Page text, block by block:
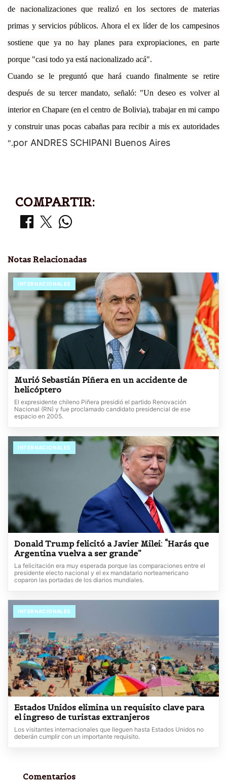
de nacionalizaciones que realizó en los sectores de materias
primas y servicios públicos. Ahora el ex líder de los campesinos
sostiene que ya no hay planes para expropiaciones, en parte
porque "casi todo ya está nacionalizado acá".
Cuando se le preguntó que hará cuando finalmente se retire
después de su tercer mandato, señaló: "Un deseo es volver al
interior en Chapare (en el centro de Bolivia), trabajar en mi campo
y construir unas pocas cabañas para recibir a mis ex autoridades
".por ANDRES SCHIPANI Buenos Aires
COMPARTIR:
Notas Relacionadas
INTERNACIONALES
Murió Sebastián Piñera en un accidente de
helicóptero
El expresidente chileno Piñera presidió el partido Renovación
Nacional (RN) y fue proclamado candidato presidencial de ese
espacio en 2005.
INTERNACIONALES
Donald Trump felicitó a Javier Milei: “Harás que
Argentina vuelva a ser grande”
La felicitación era muy esperada porque las comparaciones entre el
presidente electo nacional y el ex mandatario norteamericano
coparon las portadas de los diarios mundiales.
INTERNACIONALES
Estados Unidos elimina un requisito clave para
el ingreso de turistas extranjeros
Los visitantes internacionales que lleguen hasta Estados Unidos no
deberán cumplir con un importante requisito.
Comentarios